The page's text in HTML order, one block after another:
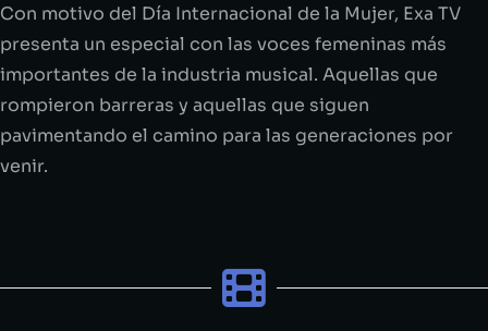
Con motivo del Día Internacional de la Mujer, Exa TV
presenta un especial con las voces femeninas más
importantes de la industria musical. Aquellas que
rompieron barreras y aquellas que siguen
pavimentando el camino para las generaciones por
venir.